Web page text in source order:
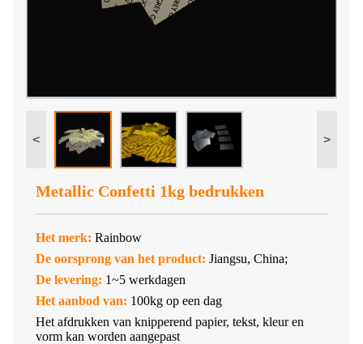
< >
Metallic Confetti 1kg bedrukken
Het merk: Rainbow
De oorsprong van het product: Jiangsu, China;
De levering: 1~5 werkdagen
Het aanbod van: 100kg op een dag
Het afdrukken van knipperend papier, tekst, kleur en
vorm kan worden aangepast